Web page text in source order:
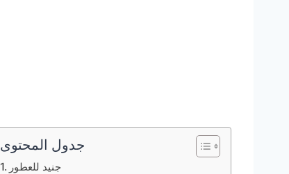
جدول المحتوى
جنيد للعطور